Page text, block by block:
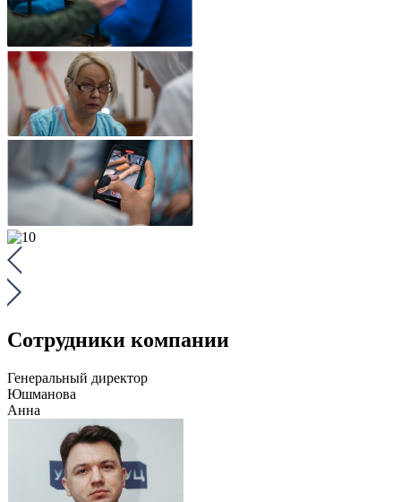
Сотрудники компании
Генеральный директор
Юшманова
Анна